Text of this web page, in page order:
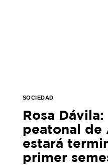
SOCIEDAD
Rosa Dávila:
peatonal de
estará
primer